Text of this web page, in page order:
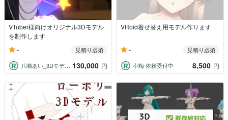
VTuber様向けオリジナル3Dモデル
を制作します
-
見積り必須
八噛あい_3Dモデラー
130,000 円
VRoid着せ替え用モデル作ります
-
見積り必須
小梅 依頼受付中
8,500 円